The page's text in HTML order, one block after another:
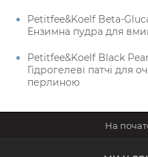
Petitfee&Koelf Beta-
Ензимна пудра для
Petitfee&Koelf Black
Гідрогелеві патчі для
перлиною